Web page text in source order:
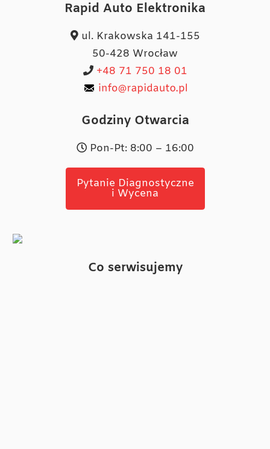
Rapid Auto Elektronika
ul. Krakowska 141-155
50-428 Wrocław
+48 71 750 18 01
Godziny Otwarcia
Pon-Pt: 8:00 – 16:00
Pytanie Diagnostyczne
i Wycena
Co serwisujemy